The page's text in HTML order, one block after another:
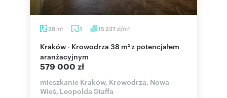
38 m2 1 15 237zł/m2
Kraków - Krowodrza 38 m² z potencjałem
aranżacyjnym
579 000 zł
mieszkanie Kraków, Krowodrza, Nowa
Wieś, Leopolda Staffa